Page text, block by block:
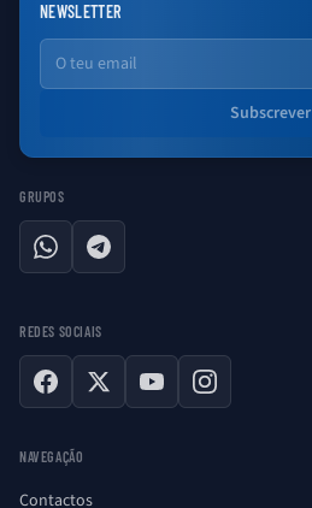
NEWSLETTER
Email
Subscrever
GRUPOS
WhatsAppTelegram
REDES SOCIAIS
Facebook
X YouTubeInstagram
NAVEGAÇÃO
Contactos